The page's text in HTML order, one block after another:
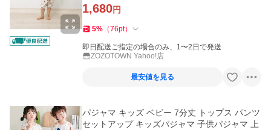
1,680円
5% （76pt）
即日配送ご指定の場合のみ、1〜2日で発送
ZOZOTOWN Yahoo!店
最安値を見る
パジャマ キッズ ベビー 7分丈 トップス パンツ
セットアップ キッズパジャマ 子供パジャマ 上